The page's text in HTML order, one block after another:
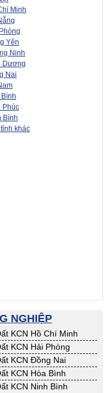
Minh
Yên
Ninh
Dương
Nai
Bình
Phúc
Bình
khác
NGHIỆP
KCN Hồ Chí Minh
KCN Hải Phòng
KCN Đồng Nai
KCN Hòa Bình
KCN Ninh Bình